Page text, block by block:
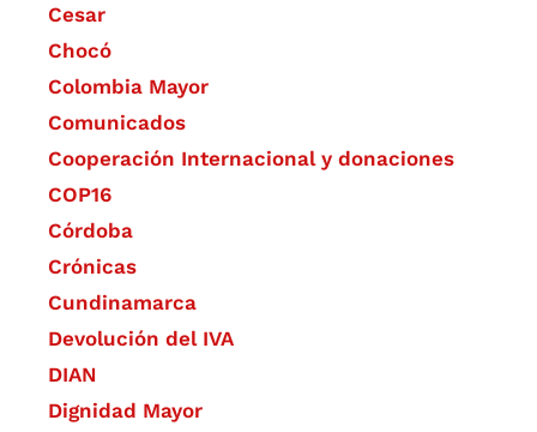
Cesar
Chocó
Colombia Mayor
Comunicados
Cooperación Internacional y donaciones
COP16
Córdoba
Crónicas
Cundinamarca
Devolución del IVA
DIAN
Dignidad Mayor